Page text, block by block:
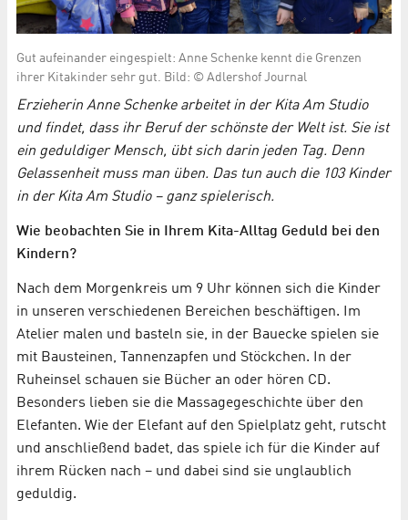
Gut aufeinander eingespielt: Anne Schenke kennt die Grenzen
ihrer Kitakinder sehr gut. Bild: © Adlershof Journal
Erzieherin Anne Schenke arbeitet in der Kita Am Studio
und findet, dass ihr Beruf der schönste der Welt ist. Sie ist
ein geduldiger Mensch, übt sich darin jeden Tag. Denn
Gelassenheit muss man üben. Das tun auch die 103 Kinder
in der Kita Am Studio – ganz spielerisch.
Wie beobachten Sie in Ihrem Kita-Alltag Geduld bei den
Kindern?
Nach dem Morgenkreis um 9 Uhr können sich die Kinder
in unseren verschiedenen Bereichen beschäftigen. Im
Atelier malen und basteln sie, in der Bauecke spielen sie
mit Bausteinen, Tannenzapfen und Stöckchen. In der
Ruheinsel schauen sie Bücher an oder hören CD.
Besonders lieben sie die Massagegeschichte über den
Elefanten. Wie der Elefant auf den Spielplatz geht, rutscht
und anschließend badet, das spiele ich für die Kinder auf
ihrem Rücken nach – und dabei sind sie unglaublich
geduldig.